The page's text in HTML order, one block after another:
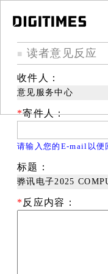
■ 读者意见反应
收件人：
意见服务中心
*寄件人：
请输入您的E-mail以便
标题：
骅讯电子2025
* 反应内容：